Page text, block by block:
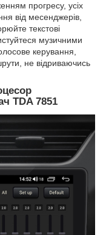
прогресу, усіх
від месенджерів,
текстові
музичними
керування,
не відриваючись
TDA 7851